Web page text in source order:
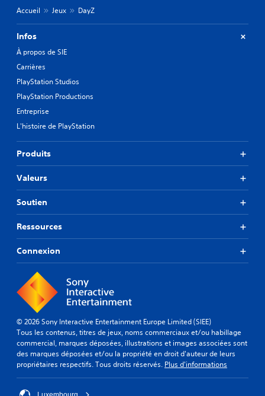
Accueil Jeux DayZ
Infos
À propos de SIE
Carrières
PlayStation Studios
PlayStation Productions
Entreprise
L'histoire de PlayStation
Produits
Valeurs
Soutien
Ressources
Connexion
© 2026 Sony Interactive Entertainment Europe Limited (SIEE)
Tous les contenus, titres de jeux, noms commerciaux et/ou habillage
commercial, marques déposées, illustrations et images associées sont
des marques déposées et/ou la propriété en droit d'auteur de leurs
propriétaires respectifs. Tous droits réservés. Plus d'informations